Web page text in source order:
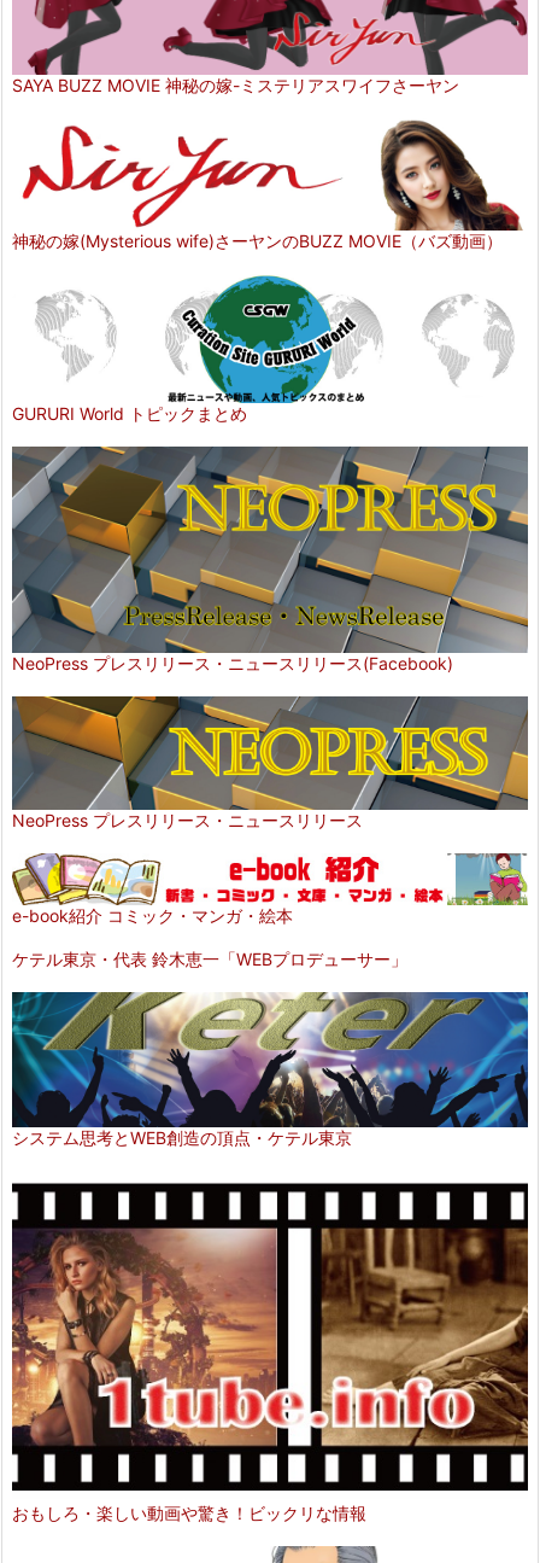
SAYA BUZZ MOVIE 神秘の嫁-ミステリアスワイフさーヤン
神秘の嫁(Mysterious wife)さーヤンのBUZZ MOVIE（バズ動画）
GURURI World トピックまとめ
NeoPress プレスリリース・ニュースリリース(Facebook)
NeoPress プレスリリース・ニュースリリース
e-book紹介 コミック・マンガ・絵本
ケテル東京・代表 鈴木恵一「WEBプロデューサー」
システム思考とWEB創造の頂点・ケテル東京
おもしろ・楽しい動画や驚き！ビックリな情報